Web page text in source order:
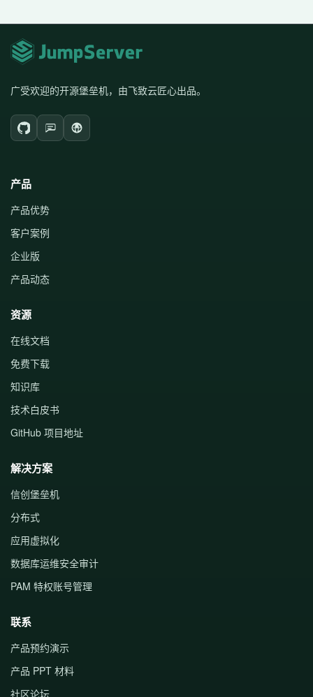
广受欢迎的开源堡垒机，由飞致云匠心出品。
产品
产品优势
客户案例
企业版
产品动态
资源
在线文档
免费下载
知识库
技术白皮书
GitHub 项目地址
解决方案
信创堡垒机
分布式
应用虚拟化
数据库运维安全审计
PAM 特权账号管理
联系
产品预约演示
产品 PPT 材料
社区论坛